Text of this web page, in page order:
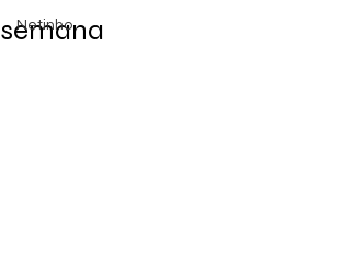
Netinho
semana